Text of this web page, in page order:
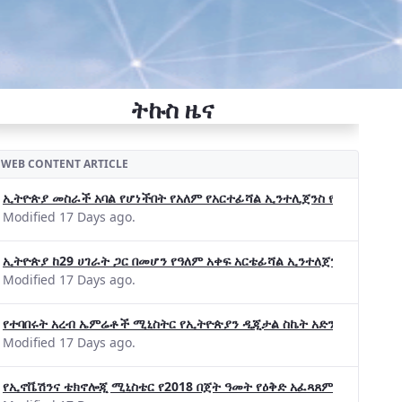
ትኩስ ዜና
WEB CONTENT ARTICLE
ኢትዮጵያ መስራች አባል የሆነችበት የአለም የአርተፊሻል ኢንተሊጀንስ የትብብር
Modified 17 Days ago.
ኢትዮጵያ ከ29 ሀገራት ጋር በመሆን የዓለም አቀፍ አርቴፊሻል ኢንተለጀንስ ትብብር
Modified 17 Days ago.
የተባበሩት አረብ ኤምሬቶች ሚኒስትር የኢትዮጵያን ዲጂታል ስኬት አድንቀዋል
Modified 17 Days ago.
የኢኖቬሽንና ቴክኖሎጂ ሚኒስቴር የ2018 በጀት ዓመት የዕቅድ አፈጻጸምና የቀጣይ